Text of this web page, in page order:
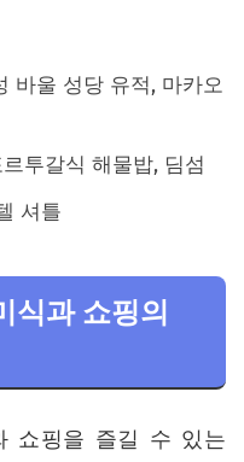
바울 성당 유적, 마카오
투갈식 해물밥, 딤섬
셔틀
과 쇼핑의
쇼핑을 즐길 수 있는